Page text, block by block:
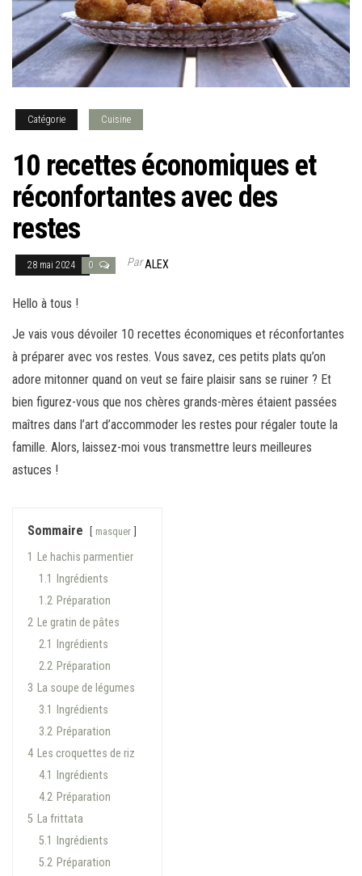
Catégorie Cuisine
10 recettes économiques et
réconfortantes avec des
restes
28 mai 2024 0 ParALEX
Hello à tous !
Je vais vous dévoiler 10 recettes économiques et réconfortantes
à préparer avec vos restes. Vous savez, ces petits plats qu’on
adore mitonner quand on veut se faire plaisir sans se ruiner ? Et
bien figurez-vous que nos chères grands-mères étaient passées
maîtres dans l’art d’accommoder les restes pour régaler toute la
famille. Alors, laissez-moi vous transmettre leurs meilleures
astuces !
Sommaire masquer
1
Le hachis parmentier
1.1
Ingrédients
1.2 Préparation
2 Le gratin de pâtes
2.1
Ingrédients
2.2 Préparation
3 La soupe de légumes
3.1
Ingrédients
3.2 Préparation
4 Les croquettes de riz
4.1
Ingrédients
4.2 Préparation
5 La frittata
5.1
Ingrédients
5.2 Préparation